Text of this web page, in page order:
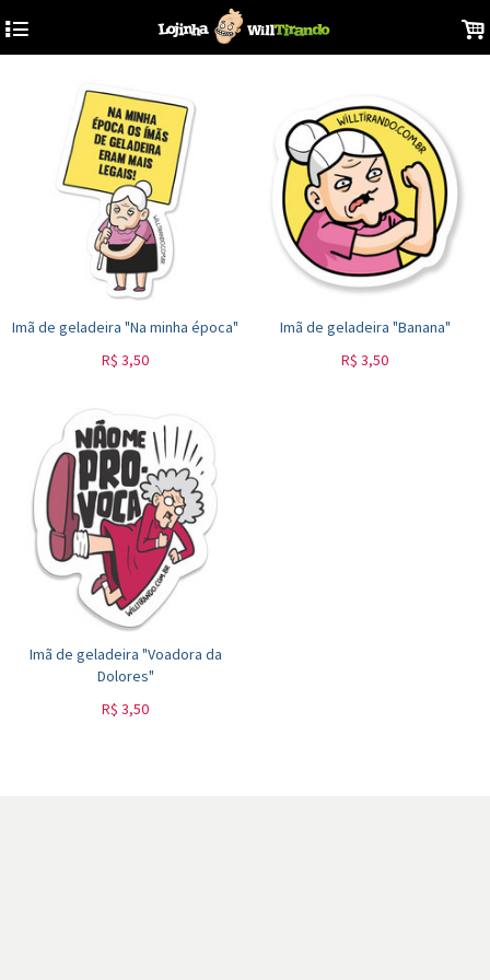
4 .
Imã de geladeira "Na minha época"
R$ 3,50
Imã de geladeira "Banana"
R$ 3,50
Imã de geladeira "Voadora da
Dolores"
R$ 3,50